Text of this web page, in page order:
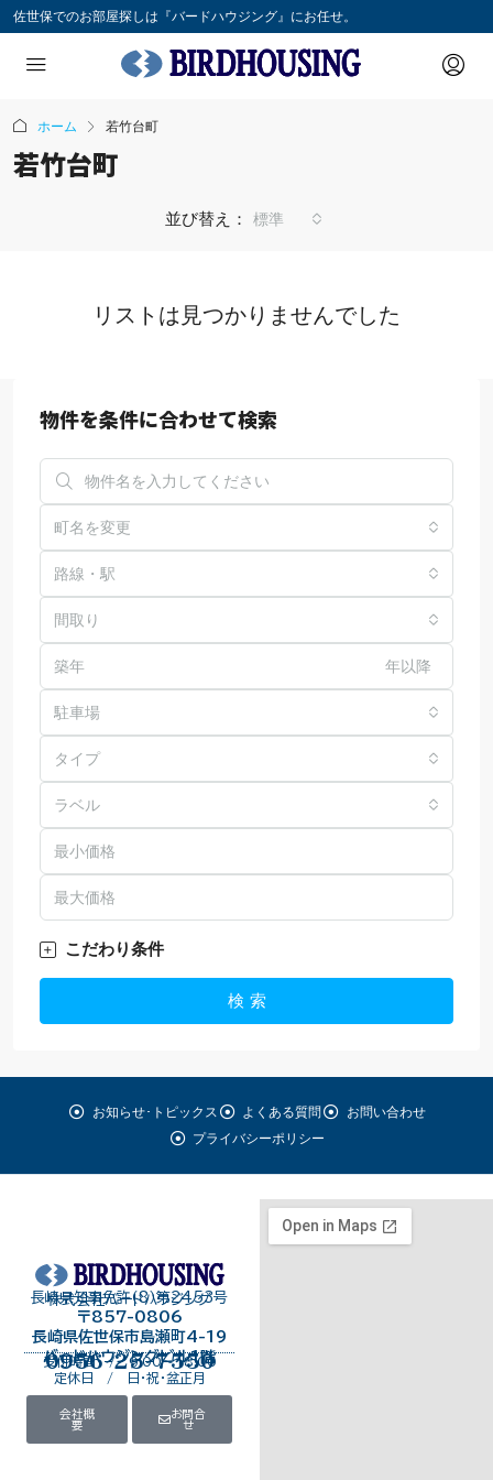
佐世保でのお部屋探しは『バードハウジング』にお任せ。
ホーム 若竹台町
若竹台町
並び替え： 標準
リストは見つかりませんでした
物件を条件に合わせて検索
町名を変更
路線・駅
間取り
年以降
駐車場
タイプ
ラベル
こだわり条件
検 索
お知らせ･トピックス よくある質問
お問い合わせ
プライバシーポリシー
長崎県知事免許（8）第2453号
株式会社バードハウジング
〒857-0806
長崎県佐世保市島瀬町4-19
バードハウジングビル１階
0956-25-7550
受付時間 / 9:00～18:00
定休日 / 日・祝・盆正月
会社概
要
お問合
せ